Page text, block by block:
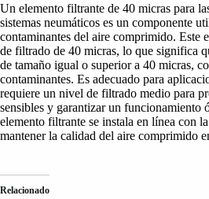
Un elemento filtrante de 40 micras para
sistemas neumáticos es un componente
contaminantes del aire comprimido. Este
de filtrado de 40 micras, lo que significa
de tamaño igual o superior a 40 micras,
contaminantes. Es adecuado para
requiere un nivel de filtrado medio para
sensibles y garantizar un funcionamiento
elemento filtrante se instala en línea con
mantener la calidad del aire comprimido
Relacionado